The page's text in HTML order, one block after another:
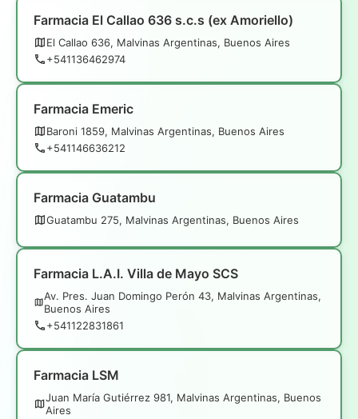
Farmacia El Callao 636 s.c.s (ex Amoriello)
El Callao 636, Malvinas Argentinas, Buenos Aires
+541136462974
Farmacia Emeric
Baroni 1859, Malvinas Argentinas, Buenos Aires
+541146636212
Farmacia Guatambu
Guatambu 275, Malvinas Argentinas, Buenos Aires
Farmacia L.A.I. Villa de Mayo SCS
Av. Pres. Juan Domingo Perón 43, Malvinas Argentinas,
Buenos Aires
+541122831861
Farmacia LSM
Juan María Gutiérrez 981, Malvinas Argentinas, Buenos
Aires